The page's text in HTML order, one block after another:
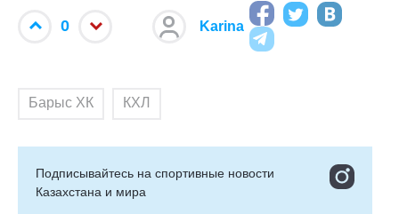
0 Karina
Барыс ХК КХЛ
Подписывайтесь на cпортивные новости
Казахстана и мира